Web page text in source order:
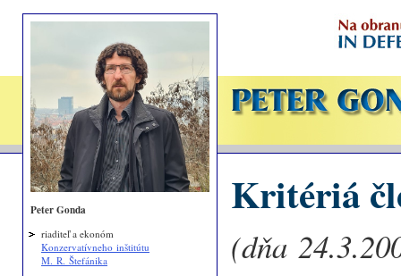
Peter Gonda
riaditeľ a ekonóm
Konzervatívneho inštitútu
M. R. Štefánika
Kritériá
(dňa